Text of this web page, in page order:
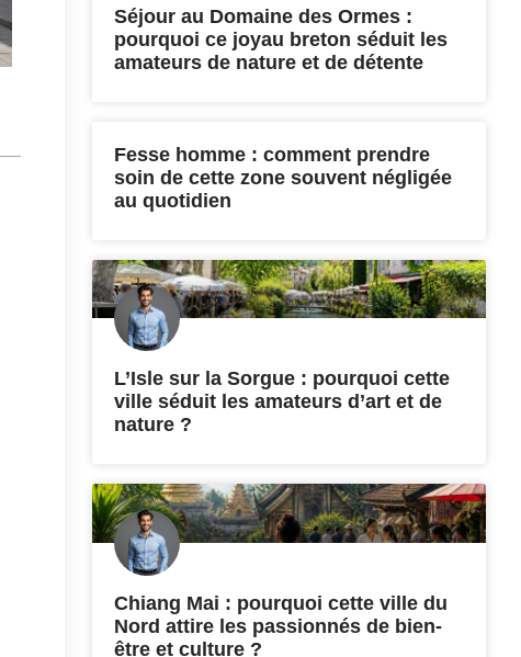
Séjour au Domaine des Ormes :
pourquoi ce joyau breton séduit les
amateurs de nature et de détente
Fesse homme : comment prendre
soin de cette zone souvent négligée
au quotidien
L’Isle sur la Sorgue : pourquoi cette
ville séduit les amateurs d’art et de
nature ?
Chiang Mai : pourquoi cette ville du
Nord attire les passionnés de bien-
être et culture ?